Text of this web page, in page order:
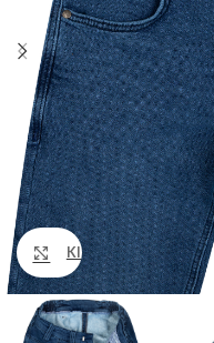
Klik om te vergroten